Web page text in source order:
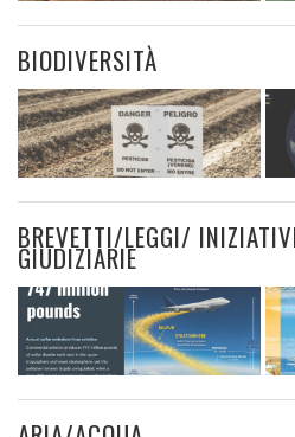
BIODIVERSITÀ
BREVETTI/LEGGI/
GIUDIZIARIE